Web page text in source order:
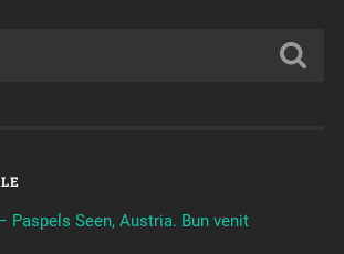
Paspels Seen, Austria. Bun venit